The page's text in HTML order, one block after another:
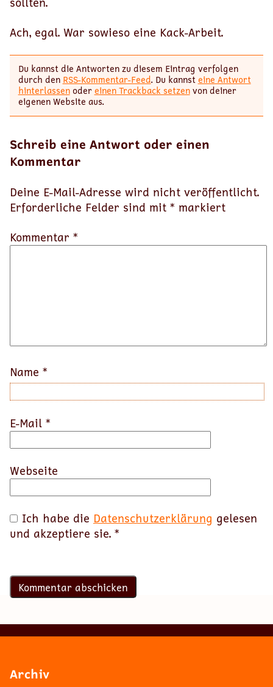
Ach, egal. War sowieso eine Kack-Arbeit.
Du kannst die Antworten zu diesem Eintrag verfolgen
durch den RSS-Kommentar-Feed. Du kannsteine Antwort
hinterlassenodereinen Trackback setzenvon deiner
eigenen Website aus.
Schreib eine Antwort oder einen
Kommentar
Deine E-Mail-Adresse wird nicht veröffentlicht.
Erforderliche Felder sind mit * markiert
Kommentar *
Name *
E-Mail *
Webseite
Ich habe die Datenschutzerklärung gelesen
und akzeptiere sie. *
Archiv